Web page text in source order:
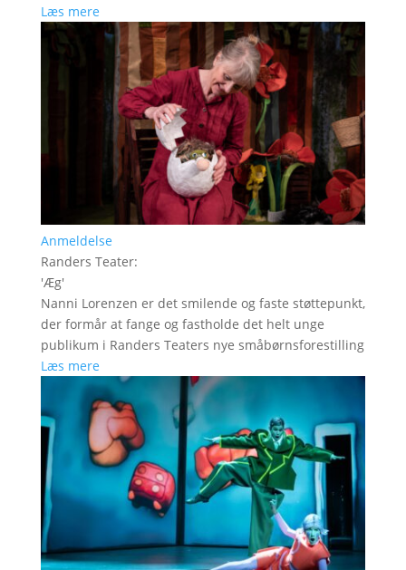
Læs mere
Anmeldelse
Randers Teater:
'Æg'
Nanni Lorenzen er det smilende og faste støttepunkt,
der formår at fange og fastholde det helt unge
publikum i Randers Teaters nye småbørnsforestilling
Læs mere